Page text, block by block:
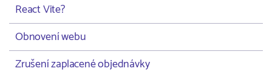
React Vite?
Obnovení webu
Zrušení zaplacené objednávky